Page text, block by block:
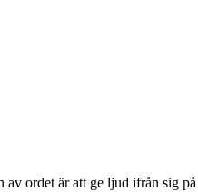
ordet är att ge ljud ifrån sig